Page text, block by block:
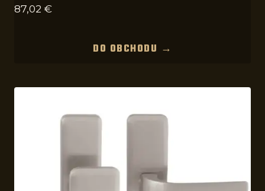
87,02 €
DO OBCHODU →